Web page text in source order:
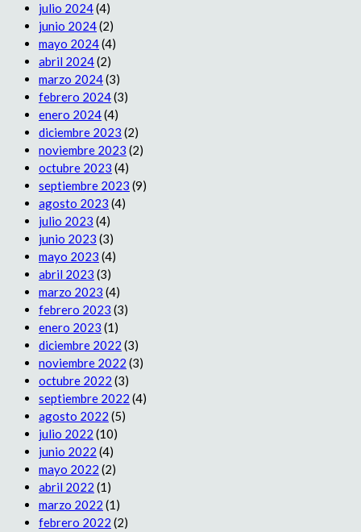
julio 2024(4)
junio 2024(2)
mayo 2024(4)
abril 2024(2)
marzo 2024(3)
febrero 2024(3)
enero 2024(4)
diciembre 2023 (2)
noviembre 2023 (2)
octubre 2023 (4)
septiembre 2023 (9)
agosto 2023 (4)
julio 2023 (4)
junio 2023 (3)
mayo 2023 (4)
abril 2023 (3)
marzo 2023 (4)
febrero 2023 (3)
enero 2023 (1)
diciembre 2022 (3)
noviembre 2022 (3)
octubre 2022 (3)
septiembre 2022 (4)
agosto 2022 (5)
julio 2022 (10)
junio 2022 (4)
mayo 2022 (2)
abril 2022 (1)
marzo 2022 (1)
febrero 2022 (2)